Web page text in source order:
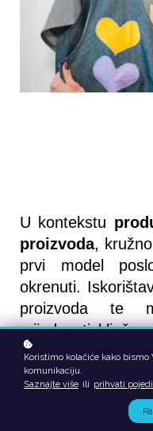
U kontekstu
proizvoda,
prvi model
okrenuti.
proizvoda te
vrijednosti
stvaranje
S obzirom na
Koristimo kolačiće kako
komunikaciju.
Saznajte više ili prihvati